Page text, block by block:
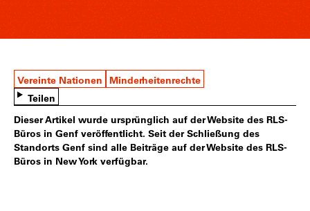
Vereinte Nationen Minderheitenrechte
Teilen
Dieser Artikel wurde ursprünglich auf der Website des RLS-
Büros in Genf veröffentlicht. Seit der Schließung des
Standorts Genf sind alle Beiträge auf der Website des RLS-
Büros in New York verfügbar.